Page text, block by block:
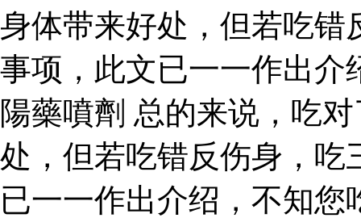
身体带来好处，但若吃错
事项，此文已一一作出介
陽藥噴劑 总的来说，吃
处，但若吃错反伤身，吃
已一一作出介绍，不知您